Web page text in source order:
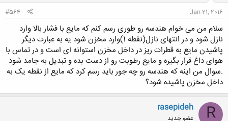
Jan 21, 2016
#564
سلام من می خوام هندسه رو طوری رسم کنم که مایع با فشار بالا وارد
نازل شود و در انتهای نازل(نقطه 1)وارد مخزن شود یه به عبارت دیگر
پاشیدن مایع به قطرات ریز در داخل مخزن استوانه ای است و در تماس با
هوای داغ قرار بگیره و مایع رطوبت رو از دست بده و تبدیل به جامد شود
.سوال من اینه که هندسه رو چه جور باید رسم کرد که مایع از نقطه یک به
داخل مخزن پاشیده شود؟
R
rasepideh
عضو جدید